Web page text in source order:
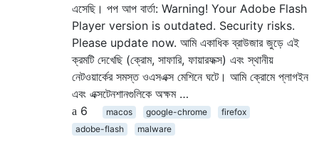
এসেছি। পপ আপ বার্তা: Warning! Your Adobe Flash
Player version is outdated. Security risks.
Please update now. আমি একাধিক ব্রাউজার জুড়ে এই
ক্রমটি দেখেছি (ক্রোম, সাফারি, ফায়ারফক্স) এবং স্থানীয়
নেটওয়ার্কের সমস্ত ওএসএক্স মেশিনে ঘটে। আমি ক্রোমে প্লাগইন
এবং এক্সটেনশানগুলিকে অক্ষম …
6
macos google-chrome
firefox
adobe-flash
malware